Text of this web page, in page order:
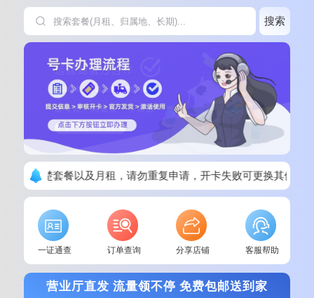
搜索
请看清楚套餐以及月租，请勿重复申请，开卡失败可更换其他套
一证通查 订单查询 分享店铺 客服帮助
营业厅直发 流量领不停 免费包邮送到家